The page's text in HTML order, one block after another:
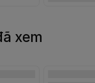
xem